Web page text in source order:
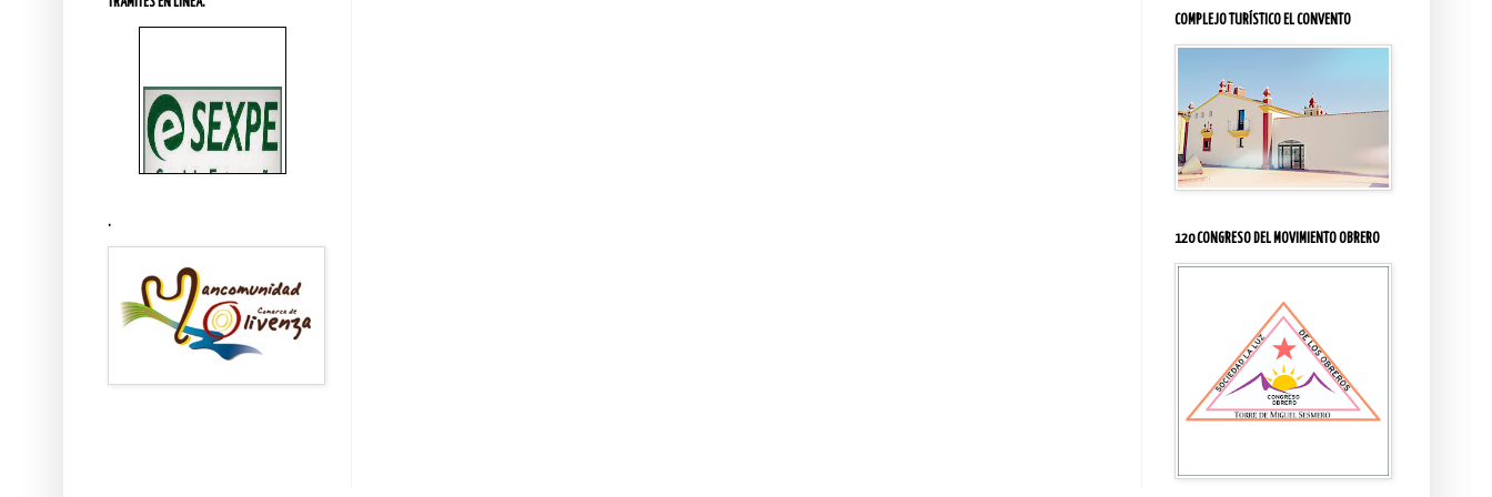
TRÁMITES EN LINEA.
.
COMPLEJO TURÍSTICO EL CONVENTO
120 CONGRESO DEL MOVIMIENTO OBRERO